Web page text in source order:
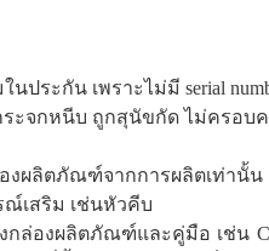
ประกัน เพราะไม่มี serial
ะจกหนีบ ถูกสุนัขกัด ไม่ครอบ
งผลิตภัณฑ์จากการผลิตเท่า
เสริม เช่นหัวคีบ
ล่องผลิตภัณฑ์และคู่มือ เช่น